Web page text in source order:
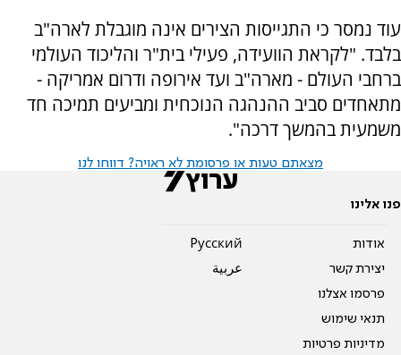
עוד נמסר כי התגייסות הצירים אינה מוגבלת לארה"ב
בלבד. "לקראת הוועידה, פעילי בית"ר והליכוד העולמי
ברחבי העולם - מארה"ב ועד אירופה ודרום אמריקה -
מתאחדים סביב ההנהגה הנוכחית ומביעים תמיכה חד
משמעית בהמשך דרכה".
מצאתם טעות או פרסומת לא ראויה? דווחו לנו
פנו אלינו
אודות
יצירת קשר
פרסמו אצלנו
תנאי שימוש
מדיניות פרטיות
Pусский
عربية